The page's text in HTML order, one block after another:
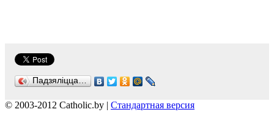
Падзяліцца…
© 2003-2012 Catholic.by | Стандартная версия